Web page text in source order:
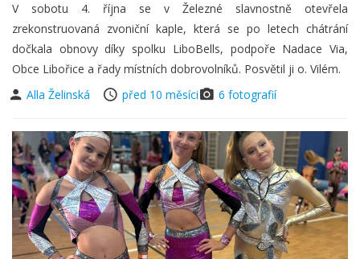
V sobotu 4. října se v Železné slavnostně otevřela
zrekonstruovaná zvoniční kaple, která se po letech chátrání
dočkala obnovy díky spolku LiboBells, podpoře Nadace Via,
Obce Libořice a řady místních dobrovolníků. Posvětil ji o. Vilém.
Alla Želinská
před 10 měsíci 6 fotografií